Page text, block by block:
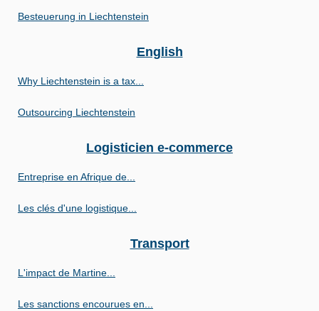
Besteuerung in Liechtenstein
English
Why Liechtenstein is a tax...
Outsourcing Liechtenstein
Logisticien e-commerce
Entreprise en Afrique de...
Les clés d'une logistique...
Transport
L'impact de Martine...
Les sanctions encourues en...